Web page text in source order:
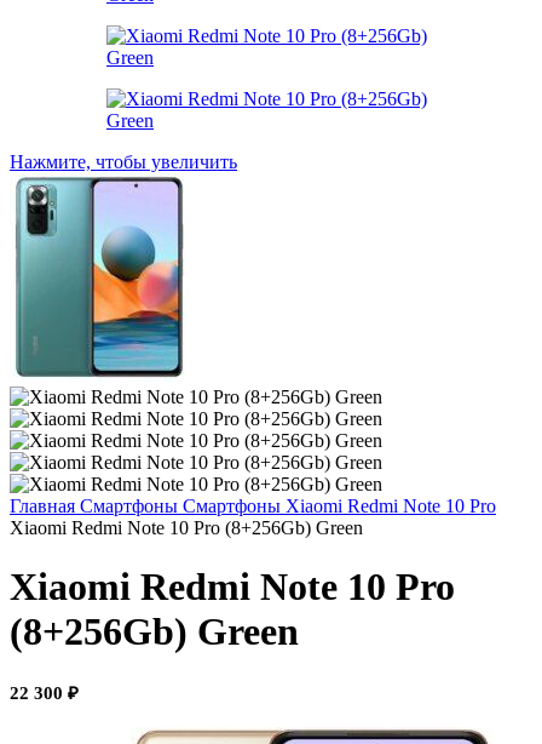
Нажмите, чтобы увеличить
Главная Смартфоны Смартфоны Xiaomi Redmi Note 10 Pro
Xiaomi Redmi Note 10 Pro (8+256Gb) Green
Xiaomi Redmi Note 10 Pro
(8+256Gb) Green
22 300 ₽